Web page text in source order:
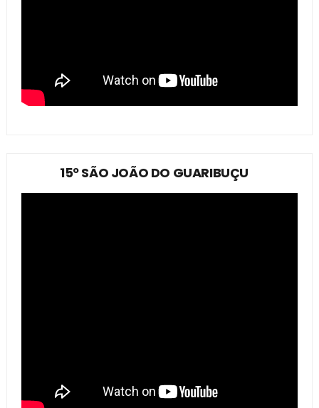
15º SÃO JOÃO DO GUARIBUÇU